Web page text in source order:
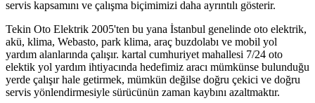
servis kapsamını ve çalışma biçimimizi daha ayrıntılı gösterir.
Tekin Oto Elektrik 2005'ten bu yana İstanbul genelinde oto elektrik,
akü, klima, Webasto, park klima, araç buzdolabı ve mobil yol
yardım alanlarında çalışır. kartal cumhuriyet mahallesi 7/24 oto
elektik yol yardım ihtiyacında hedefimiz aracı mümkünse bulunduğu
yerde çalışır hale getirmek, mümkün değilse doğru çekici ve doğru
servis yönlendirmesiyle sürücünün zaman kaybını azaltmaktır.